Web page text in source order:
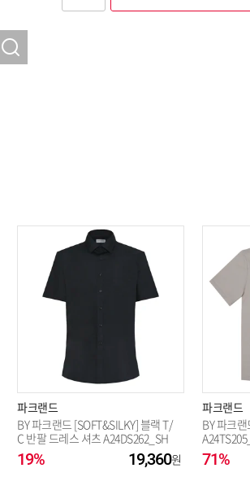
옵션명 1
파크랜드
BY 파크랜드 [SOFT&SILKY] 블랙 T/
C 반팔 드레스 셔츠 A24DS262_SH
19% 19,360
파크랜드
BY 파크
71%